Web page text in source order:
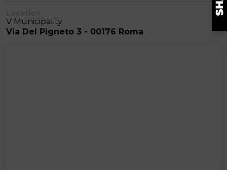
V Municipality
Via Del Pigneto 3 - 00176 Roma